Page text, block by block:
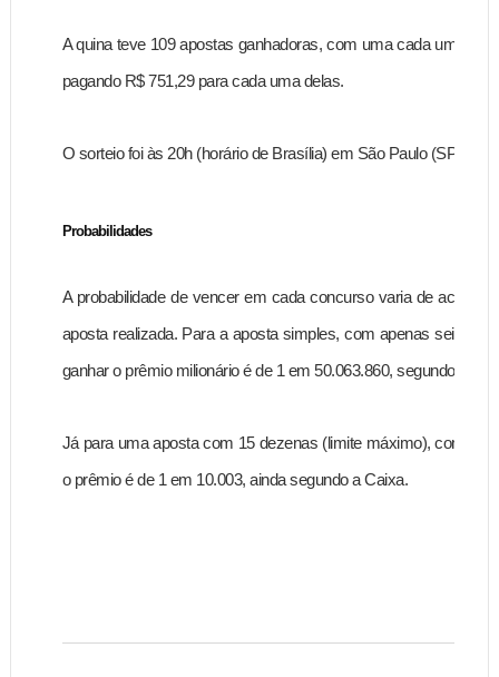
A quina teve 109 apostas ganhadoras, com uma cada uma
pagando R$ 751,29 para cada uma delas.
O sorteio foi às 20h (horário de Brasília) em São Paulo (SP).
Probabilidades
A probabilidade de vencer em cada concurso varia de acordo
aposta realizada. Para a aposta simples, com apenas seis
ganhar o prêmio milionário é de 1 em 50.063.860, segundo a
Já para uma aposta com 15 dezenas (limite máximo), com o
o prêmio é de 1 em 10.003, ainda segundo a Caixa.